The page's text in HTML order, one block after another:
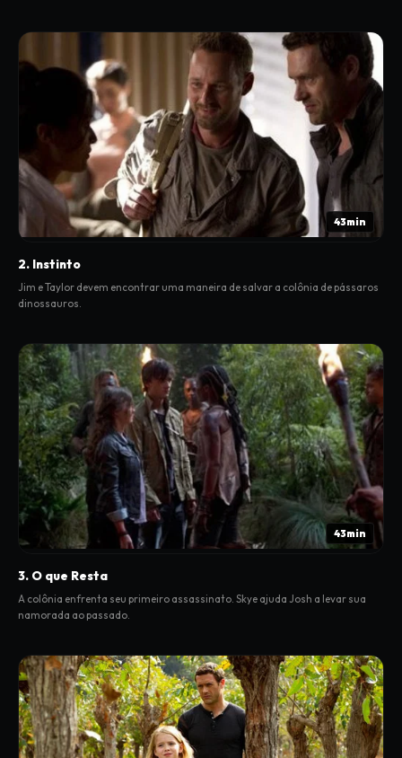
43min
2. Instinto
Jim e Taylor devem encontrar uma maneira de salvar a colônia de pássaros
dinossauros.
43min
3. O que Resta
A colônia enfrenta seu primeiro assassinato. Skye ajuda Josh a levar sua
namorada ao passado.